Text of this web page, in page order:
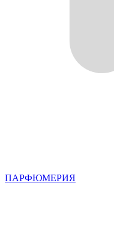
ПАРФЮМЕРИЯ